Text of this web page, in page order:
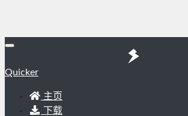
Quicker
主页
下载